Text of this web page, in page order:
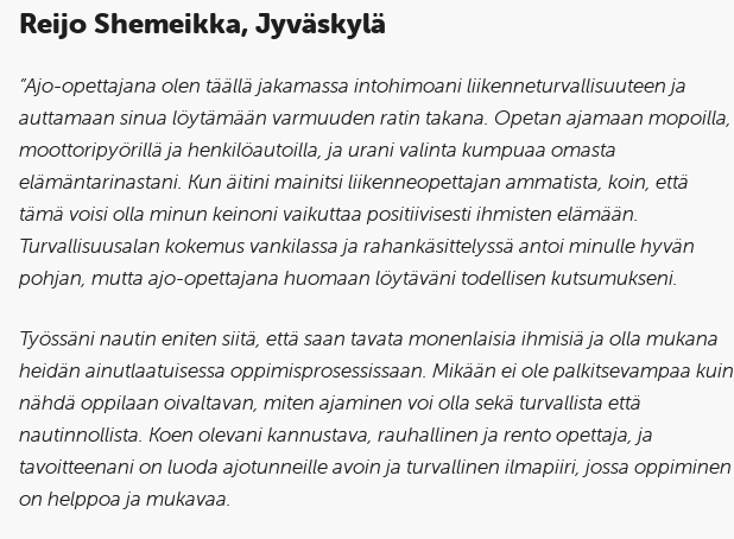
Reijo Shemeikka, Jyväskylä
”Ajo-opettajana olen täällä jakamassa intohimoani liikenneturvallisuuteen ja
auttamaan sinua löytämään varmuuden ratin takana. Opetan ajamaan mopoilla,
moottoripyörillä ja henkilöautoilla, ja urani valinta kumpuaa omasta
elämäntarinastani. Kun äitini mainitsi liikenneopettajan ammatista, koin, että
tämä voisi olla minun keinoni vaikuttaa positiivisesti ihmisten elämään.
Turvallisuusalan kokemus vankilassa ja rahankäsittelyssä antoi minulle hyvän
pohjan, mutta ajo-opettajana huomaan löytäväni todellisen kutsumukseni.
Työssäni nautin eniten siitä, että saan tavata monenlaisia ihmisiä ja olla mukana
heidän ainutlaatuisessa oppimisprosessissaan. Mikään ei ole palkitsevampaa kuin
nähdä oppilaan oivaltavan, miten ajaminen voi olla sekä turvallista että
nautinnollista. Koen olevani kannustava, rauhallinen ja rento opettaja, ja
tavoitteenani on luoda ajotunneille avoin ja turvallinen ilmapiiri, jossa oppiminen
on helppoa ja mukavaa.